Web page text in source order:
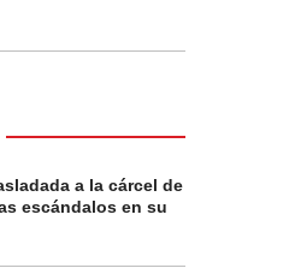
a la cárcel de
escándalos en su